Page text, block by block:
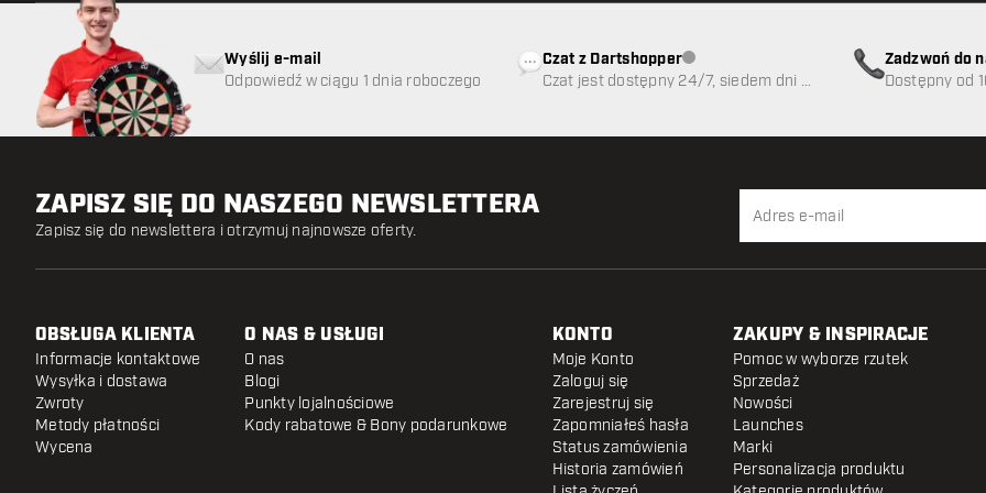
Wyślij e-mail
Odpowiedź w ciągu 1 dnia roboczego
Czat z DartshopperObsługa klienta niedostępna
Czat jest dostępny 24/7, siedem dni w
Zadzwoń do
89
Dostępny od
ZAPISZ SIĘ DO NASZEGO NEWSLETTERA
Zapisz się do newslettera i otrzymuj najnowsze oferty.
OBSŁUGA KLIENTA
Informacje kontaktowe
Wysyłka i dostawa
Zwroty
Metody płatności
Wycena
O NAS & USŁUGI
O nas
Blogi
Punkty lojalnościowe
Kody rabatowe & Bony podarunkowe
KONTO
Moje Konto
Zaloguj się
Zarejestruj się
Zapomniałeś hasła
Status zamówienia
Historia zamówień
ZAKUPY & INSPIRACJE
Pomoc w wyborze rzutek
Sprzedaż
Nowości
Launches
Marki
Personalizacja produktu